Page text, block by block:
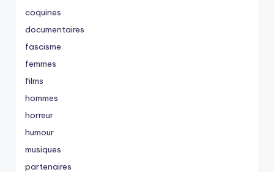
coquines
documentaires
fascisme
femmes
films
hommes
horreur
humour
musiques
partenaires